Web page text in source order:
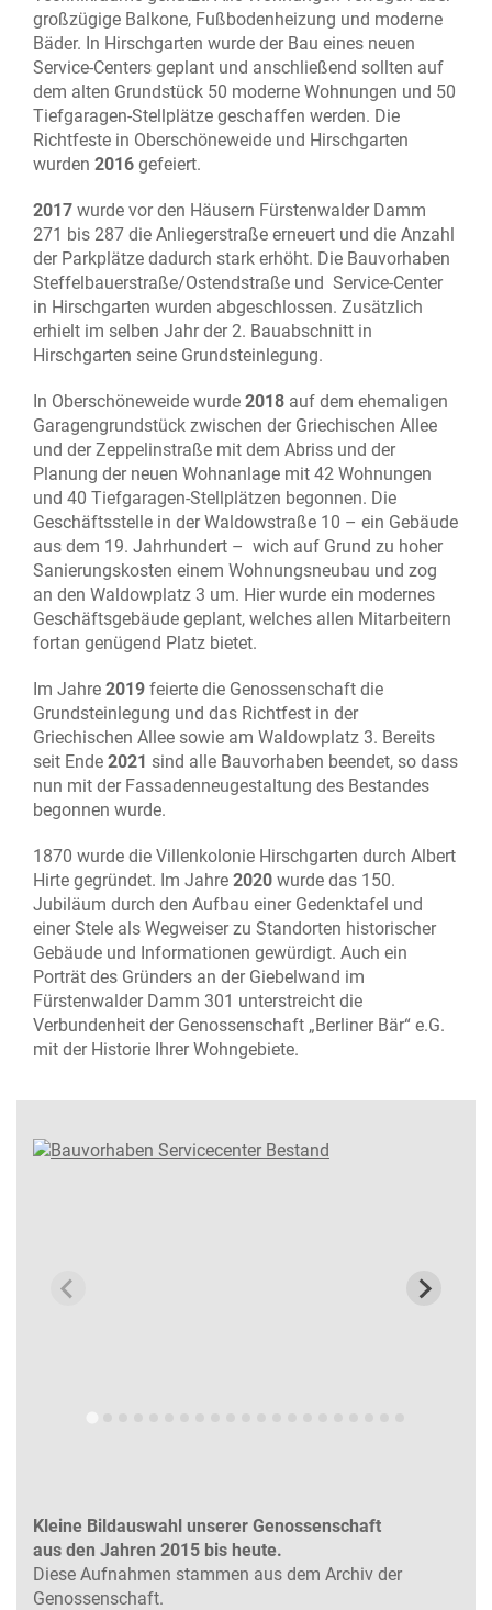
großzügige Balkone, Fußbodenheizung und moderne
Bäder. In Hirschgarten wurde der Bau eines neuen
Service-Centers geplant und anschließend sollten auf
dem alten Grundstück 50 moderne Wohnungen und 50
Tiefgaragen-Stellplätze geschaffen werden. Die
Richtfeste in Oberschöneweide und Hirschgarten
wurden 2016 gefeiert.
2017 wurde vor den Häusern Fürstenwalder Damm
271 bis 287 die Anliegerstraße erneuert und die Anzahl
der Parkplätze dadurch stark erhöht. Die Bauvorhaben
Steffelbauerstraße/Ostendstraße und Service-Center
in Hirschgarten wurden abgeschlossen. Zusätzlich
erhielt im selben Jahr der 2. Bauabschnitt in
Hirschgarten seine Grundsteinlegung.
In Oberschöneweide wurde 2018 auf dem ehemaligen
Garagengrundstück zwischen der Griechischen Allee
und der Zeppelinstraße mit dem Abriss und der
Planung der neuen Wohnanlage mit 42 Wohnungen
und 40 Tiefgaragen-Stellplätzen begonnen. Die
Geschäftsstelle in der Waldowstraße 10 – ein Gebäude
aus dem 19. Jahrhundert – wich auf Grund zu hoher
Sanierungskosten einem Wohnungsneubau und zog
an den Waldowplatz 3 um. Hier wurde ein modernes
Geschäftsgebäude geplant, welches allen Mitarbeitern
fortan genügend Platz bietet.
Im Jahre 2019 feierte die Genossenschaft die
Grundsteinlegung und das Richtfest in der
Griechischen Allee sowie am Waldowplatz 3. Bereits
seit Ende 2021 sind alle Bauvorhaben beendet, so dass
nun mit der Fassadenneugestaltung des Bestandes
begonnen wurde.
1870 wurde die Villenkolonie Hirschgarten durch Albert
Hirte gegründet. Im Jahre 2020 wurde das 150.
Jubiläum durch den Aufbau einer Gedenktafel und
einer Stele als Wegweiser zu Standorten historischer
Gebäude und Informationen gewürdigt. Auch ein
Porträt des Gründers an der Giebelwand im
Fürstenwalder Damm 301 unterstreicht die
Verbundenheit der Genossenschaft „Berliner Bär“ e.G.
mit der Historie Ihrer Wohngebiete.
Kleine Bildauswahl unserer Genossenschaft
aus den Jahren 2015 bis heute.
Diese Aufnahmen stammen aus dem Archiv der
Genossenschaft.